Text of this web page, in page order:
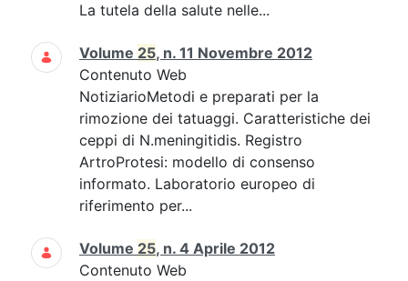
La tutela della salute nelle...
Volume 25, n. 11 Novembre 2012
Contenuto Web
NotiziarioMetodi e preparati per la
rimozione dei tatuaggi. Caratteristiche dei
ceppi di N.meningitidis. Registro
ArtroProtesi: modello di consenso
informato. Laboratorio europeo di
riferimento per...
Volume 25, n. 4 Aprile 2012
Contenuto Web